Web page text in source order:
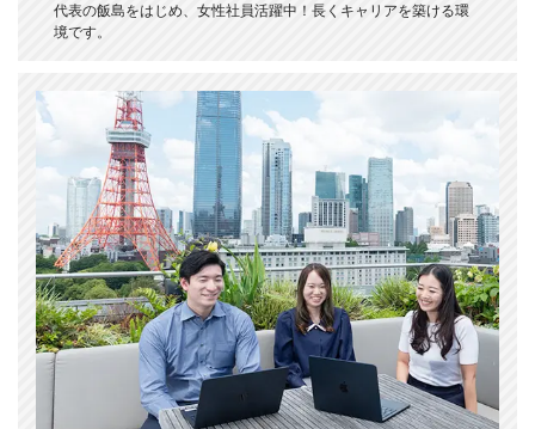
代表の飯島をはじめ、女性社員活躍中！長くキャリアを築ける環
境です。